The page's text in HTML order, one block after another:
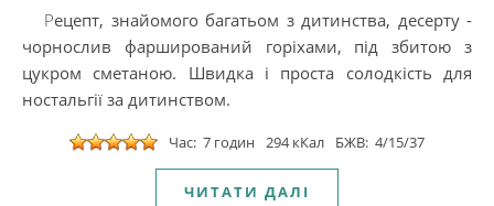
Рецепт, знайомого багатьом з дитинства, десерту -
чорнослив фарширований горіхами, під збитою з
цукром сметаною. Швидка і проста солодкість для
ностальгії за дитинством.
Час: 7 годин 294 кКал БЖВ: 4/15/37
ЧИТАТИ ДАЛІ